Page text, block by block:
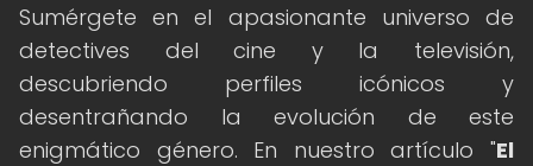
Sumérgete en el apasionante universo de
detectives del cine y la televisión,
descubriendo perfiles icónicos y
desentrañando la evolución de este
enigmático género. En nuestro artículo "El